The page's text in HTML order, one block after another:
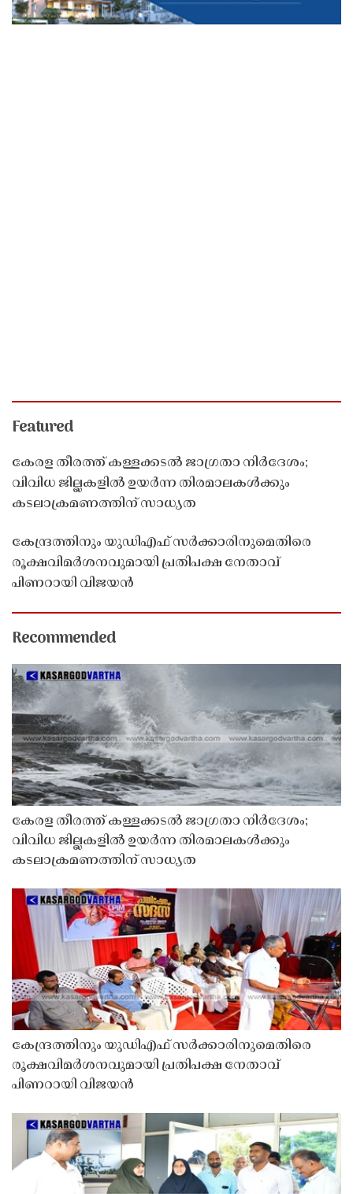
Featured
കേരള തീരത്ത് കള്ളക്കടൽ ജാഗ്രതാ നിർദേശം;
വിവിധ ജില്ലകളിൽ ഉയർന്ന തിരമാലകൾക്കും
കടലാക്രമണത്തിന് സാധ്യത
കേന്ദ്രത്തിനും യുഡിഎഫ് സർക്കാരിനുമെതിരെ
രൂക്ഷവിമർശനവുമായി പ്രതിപക്ഷ നേതാവ്
പിണറായി വിജയൻ
Recommended
കേരള തീരത്ത് കള്ളക്കടൽ ജാഗ്രതാ നിർദേശം;
വിവിധ ജില്ലകളിൽ ഉയർന്ന തിരമാലകൾക്കും
കടലാക്രമണത്തിന് സാധ്യത
കേന്ദ്രത്തിനും യുഡിഎഫ് സർക്കാരിനുമെതിരെ
രൂക്ഷവിമർശനവുമായി പ്രതിപക്ഷ നേതാവ്
പിണറായി വിജയൻ